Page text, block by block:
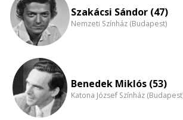
Szakácsi Sándor (47)
Nemzeti Színház (Budapest)
Benedek Miklós (53)
Katona József Színház